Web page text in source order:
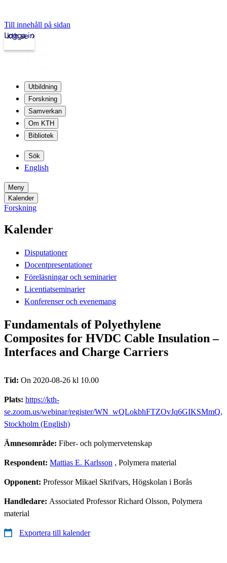
Till innehåll på sidan
kth.se
Logga in
Utbildning
Forskning
Samverkan
Om KTH
Bibliotek
Sök
English
Meny
Kalender
Forskning
Kalender
Disputationer
Docentpresentationer
Föreläsningar och seminarier
Licentiatseminarier
Konferenser och evenemang
Fundamentals of Polyethylene
Composites for HVDC Cable Insulation –
Interfaces and Charge Carriers
Tid: On 2020-08-26 kl 10.00
Plats: https://kth-
se.zoom.us/webinar/register/WN_wQLokbhFTZOvJq6GIKSMmQ,
Stockholm (English)
Ämnesområde: Fiber- och polymervetenskap
Respondent: Mattias E. Karlsson , Polymera material
Opponent: Professor Mikael Skrifvars, Högskolan i Borås
Handledare: Associated Professor Richard Olsson, Polymera
material
Exportera till kalender